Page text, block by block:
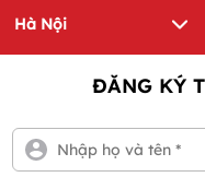
ĐĂNG KÝ